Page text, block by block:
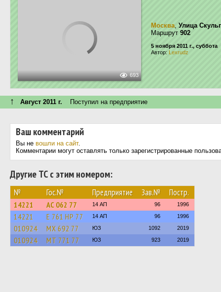
693
Москва, Улица
Маршрут 902
5 ноября 2011 г., суббота
Автор: Lexrudz
↑ Август 2011 г. Поступил на предприятие
Ваш комментарий
Вы не вошли на сайт.
Комментарии могут оставлять только зарегистрированные
Другие ТС с этим номером:
№ Гос.№ Предприятие Зав.№ Постр.
14221 АС 062 77 14 АП 96 1996
14221 Е 761 НР 77 14 АП 96 1996
010924 МХ 692 77 ЮЗ 1092 2019
010924 МТ 771 77 ЮЗ 923 2019